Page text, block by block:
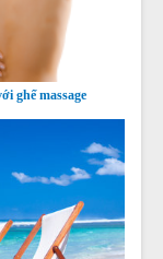
ghế massage